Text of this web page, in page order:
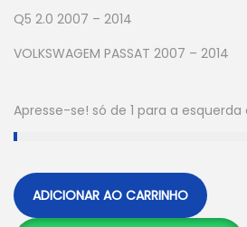
Q5 2.0 2007 – 2014
VOLKSWAGEM PASSAT 2007 – 2014
Apresse-se! só de 1 para a
ADICIONAR AO CARRINHO